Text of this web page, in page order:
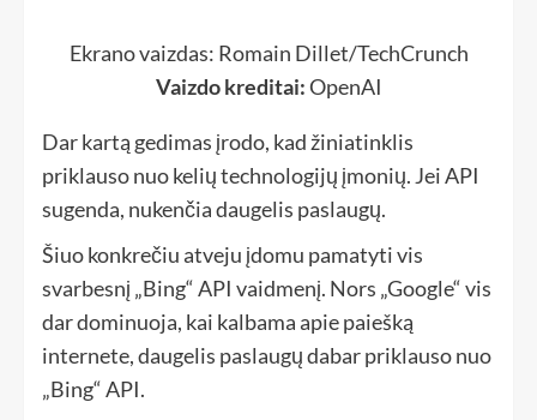
Ekrano vaizdas: Romain Dillet/TechCrunch
Vaizdo kreditai:OpenAI
Dar kartą gedimas įrodo, kad žiniatinklis
priklauso nuo kelių technologijų įmonių. Jei API
sugenda, nukenčia daugelis paslaugų.
Šiuo konkrečiu atveju įdomu pamatyti vis
svarbesnį „Bing“ API vaidmenį. Nors „Google“ vis
dar dominuoja, kai kalbama apie paiešką
internete, daugelis paslaugų dabar priklauso nuo
„Bing“ API.